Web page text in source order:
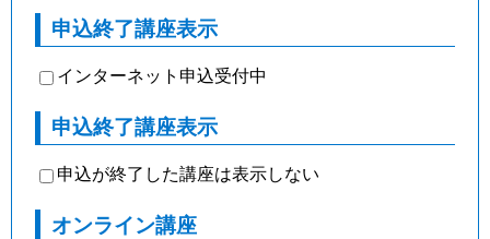
申込終了講座表示
インターネット申込受付中
申込終了講座表示
申込が終了した講座は表示しない
オンライン講座